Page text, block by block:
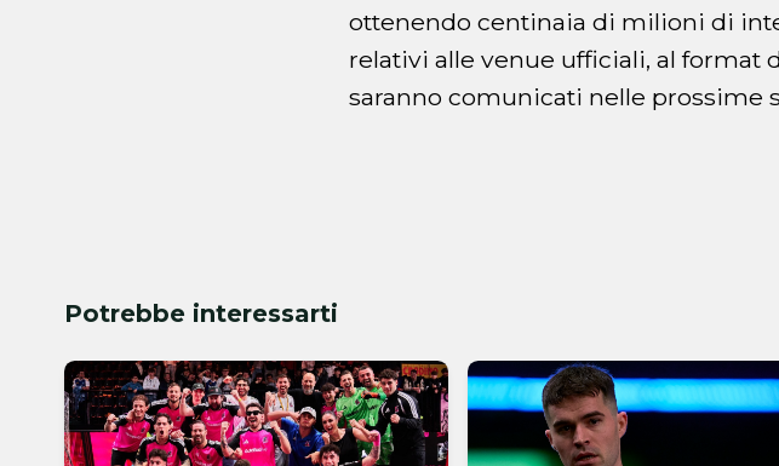
ottenendo centinaia di milioni di
relativi alle venue ufficiali, al format
saranno comunicati nelle prossime
Potrebbe interessarti